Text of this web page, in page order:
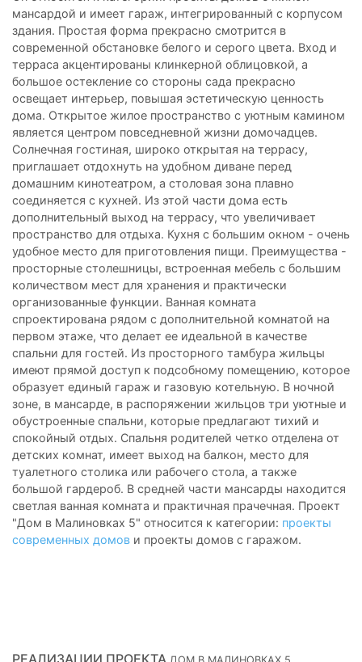
мансардой и имеет гараж, интегрированный с корпусом
здания. Простая форма прекрасно смотрится в
современной обстановке белого и серого цвета. Вход и
терраса акцентированы клинкерной облицовкой, а
большое остекление со стороны сада прекрасно
освещает интерьер, повышая эстетическую ценность
дома. Открытое жилое пространство с уютным камином
является центром повседневной жизни домочадцев.
Солнечная гостиная, широко открытая на террасу,
приглашает отдохнуть на удобном диване перед
домашним кинотеатром, а столовая зона плавно
соединяется с кухней. Из этой части дома есть
дополнительный выход на террасу, что увеличивает
пространство для отдыха. Кухня с большим окном - очень
удобное место для приготовления пищи. Преимущества -
просторные столешницы, встроенная мебель с большим
количеством мест для хранения и практически
организованные функции. Ванная комната
спроектирована рядом с дополнительной комнатой на
первом этаже, что делает ее идеальной в качестве
спальни для гостей. Из просторного тамбура жильцы
имеют прямой доступ к подсобному помещению, которое
образует единый гараж и газовую котельную. В ночной
зоне, в мансарде, в распоряжении жильцов три уютные и
обустроенные спальни, которые предлагают тихий и
спокойный отдых. Спальня родителей четко отделена от
детских комнат, имеет выход на балкон, место для
туалетного столика или рабочего стола, а также
большой гардероб. В средней части мансарды находится
светлая ванная комната и практичная прачечная. Проект
"Дом в Малиновках 5" относится к категории: проекты
современных домов и проекты домов с гаражом.
РЕАЛИЗАЦИИ ПРОЕКТА